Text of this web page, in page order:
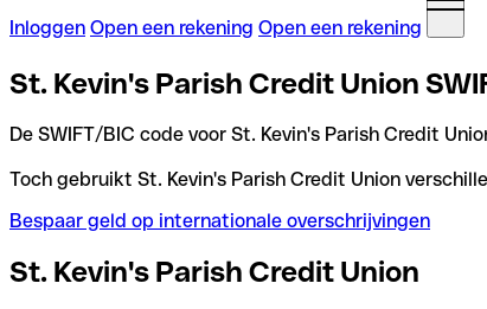
Inloggen Open een rekening Open een rekening
St. Kevin's Parish Credit Union
De SWIFT/BIC code voor St. Kevin's Parish Credit
Toch gebruikt St. Kevin's Parish Credit Union
Bespaar geld op internationale overschrijvingen
St. Kevin's Parish Credit Union